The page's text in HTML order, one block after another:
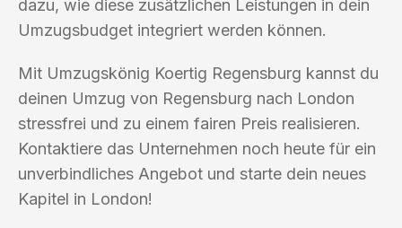
dazu, wie diese zusätzlichen Leistungen in dein
Umzugsbudget integriert werden können.
Mit Umzugskönig Koertig Regensburg kannst du
deinen Umzug von Regensburg nach London
stressfrei und zu einem fairen Preis realisieren.
Kontaktiere das Unternehmen noch heute für ein
unverbindliches Angebot und starte dein neues
Kapitel in London!